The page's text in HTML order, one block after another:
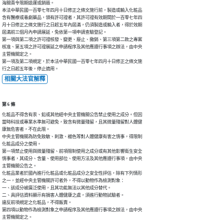
海關責令限期退運或銷毀。
本法中華民國一百零七年四月十日修正之條文施行前，製造或輸入化粧品
含有醫療或毒劇藥品，領有許可證者，其許可證有效期間於一百零七年四
月十日修正之條文施行之日起五年內屆滿，仍須製造或輸入者，得於效期
屆滿前三個月內申請展延，免依第一項申請查驗登記。
第一項與第二項之許可證核發、變更、廢止、撤銷、第三項第二款之專案
核准、第五項之許可證展延之申請程序及其他應遵行事項之辦法，由中央
主管機關定之。
第一項及第二項規定，於本法中華民國一百零七年四月十日修正之條文施
行之日起五年後，停止適用。
相關大法官解釋
第 6 條
化粧品不得含有汞、鉛或其他經中央主管機關公告禁止使用之成分。但因
當時科技或專業水準無可避免，致含有微量殘留，且其微量殘留對人體健
康無危害者，不在此限。
中央主管機關為防免致敏、刺激、褪色等對人體健康有害之情事，得限制
化粧品成分之使用。
第一項禁止使用與微量殘留、前項限制使用之成分或有其他影響衛生安全
情事者，其成分、含量、使用部位、使用方法及其他應遵行事項，由中央
主管機關公告之。
化粧品業者於國內進行化粧品或化粧品成分之安全性評估，除有下列情形
之一，並經中央主管機關許可者外，不得以動物作為檢測對象：
一、該成分被廣泛使用，且其功能無法以其他成分替代。
二、具評估資料顯示有損害人體健康之虞，須進行動物試驗者。
違反前項規定之化粧品，不得販賣。
第四項以動物作為檢測對象之申請程序及其他應遵行事項之辦法，由中央
主管機關定之。